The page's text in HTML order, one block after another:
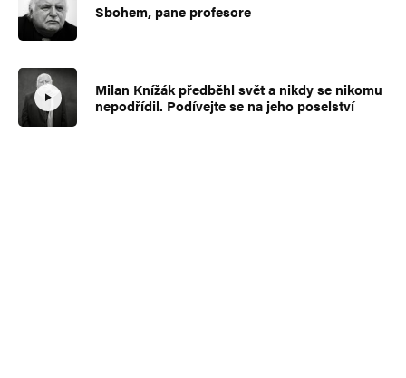
Sbohem, pane profesore
Milan Knížák předběhl svět a nikdy se nikomu
nepodřídil. Podívejte se na jeho poselství